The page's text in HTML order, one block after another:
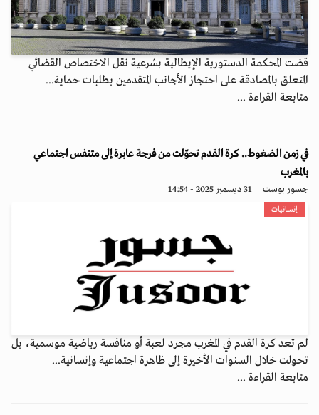
قضت المحكمة الدستورية الإيطالية بشرعية نقل الاختصاص القضائي
المتعلق بالمصادقة على احتجاز الأجانب المتقدمين بطلبات حماية...
متابعة القراءة ...
في زمن الضغوط.. كرة القدم تحوّلت من فرجة عابرة إلى متنفس اجتماعي
بالمغرب
جسور بوست 31 ديسمبر 2025 - 14:54
إنسانيات
لم تعد كرة القدم في المغرب مجرد لعبة أو منافسة رياضية موسمية، بل
تحولت خلال السنوات الأخيرة إلى ظاهرة اجتماعية وإنسانية...
متابعة القراءة ...